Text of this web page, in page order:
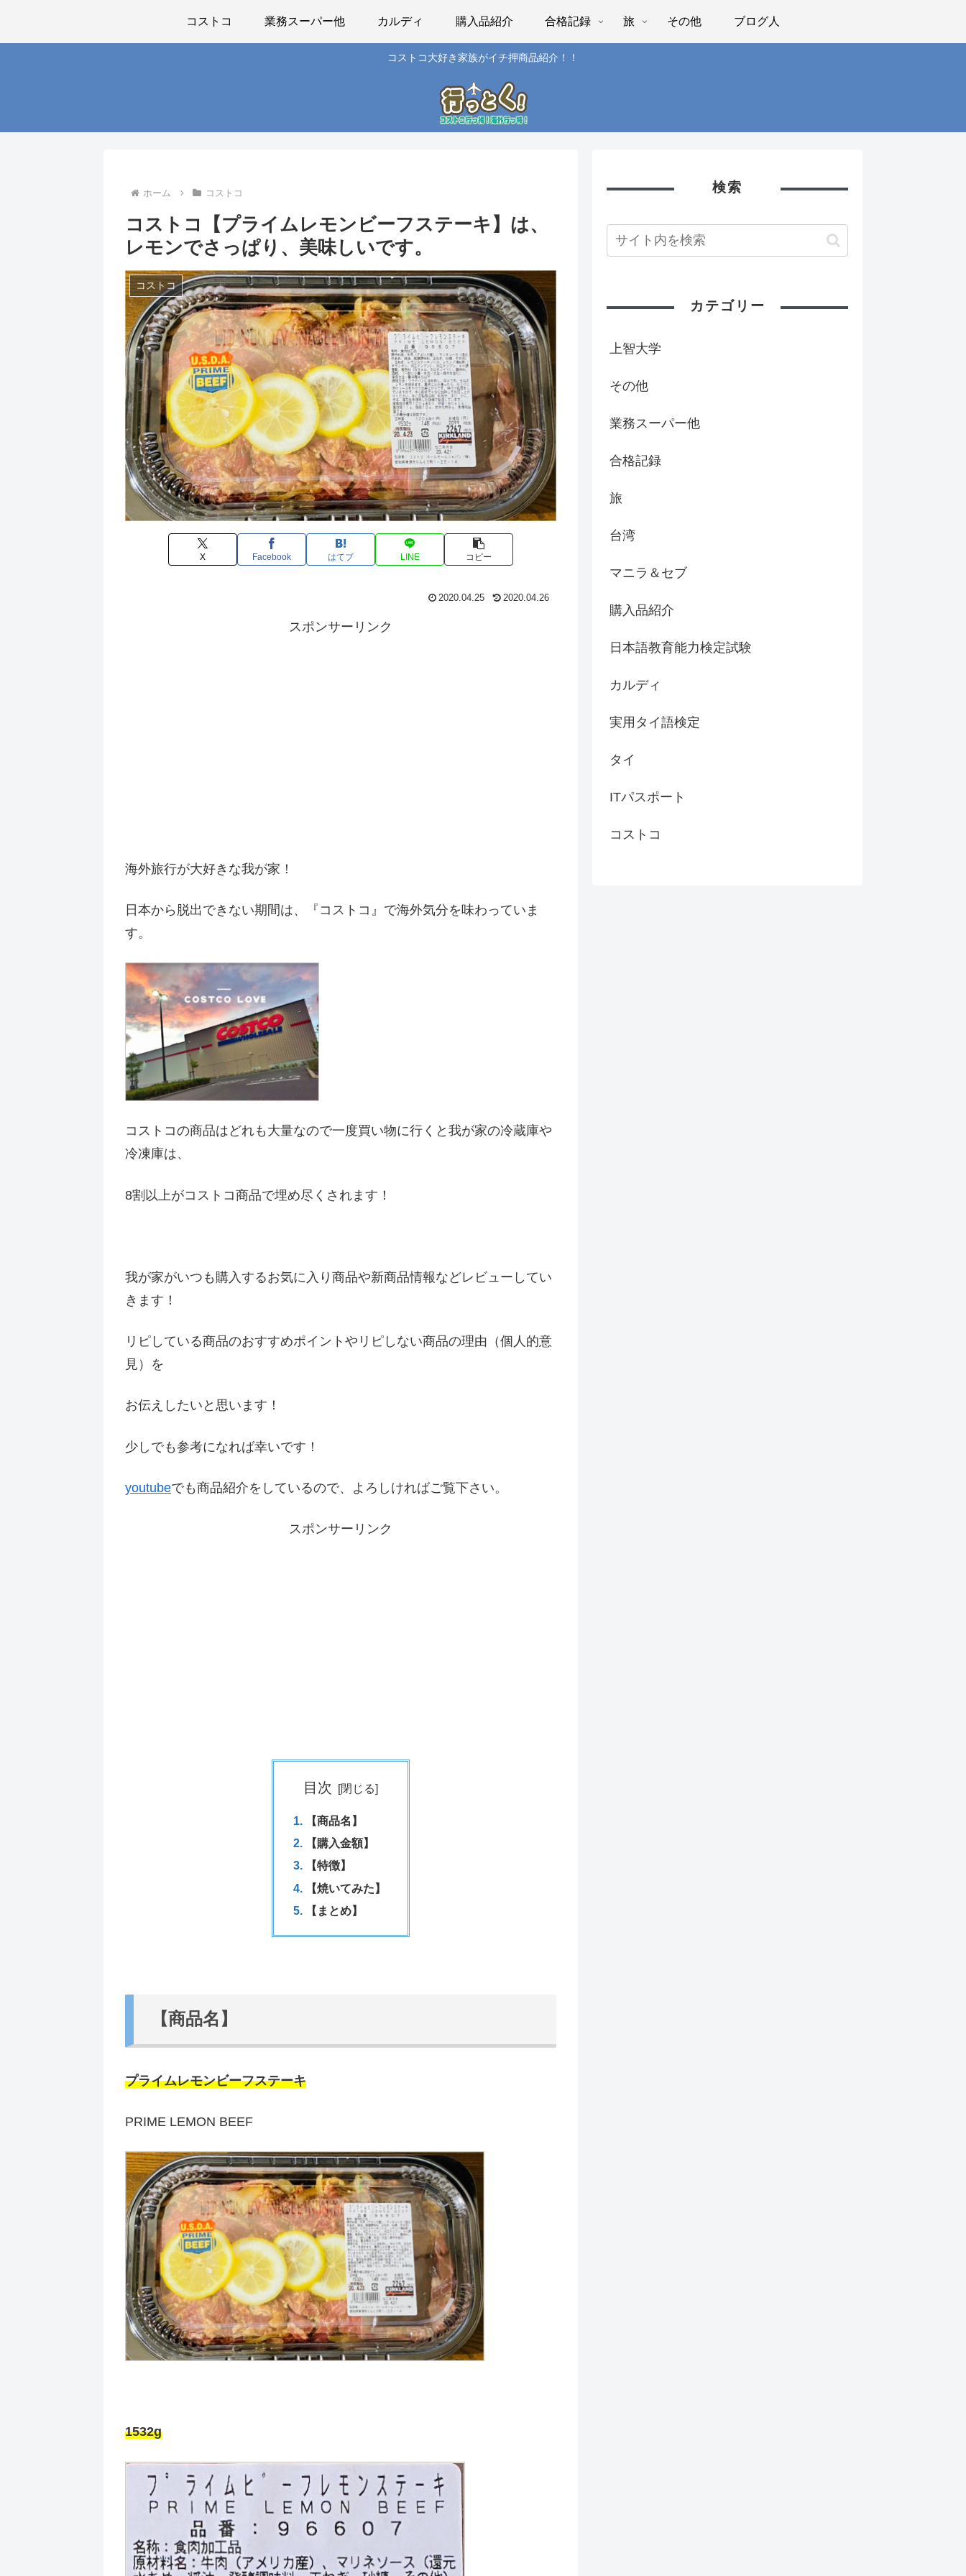
コストコ大好き家族がイチ押商品紹介！！
コストコ 業務スーパー他 カルディ 購入品紹介 合格記録 旅 その他 ブログ人
ホーム コストコ
コストコ【プライムレモンビーフステーキ】は、
レモンでさっぱり、美味しいです。
コストコ
X Facebook はてブ LINE コピー
2020.04.25 2020.04.26
スポンサーリンク
海外旅行が大好きな我が家！
日本から脱出できない期間は、『コストコ』 で海外気分を味わっていま
す。
コストコの商品はどれも大量なので一度買い物に行くと我が家の冷蔵庫や
冷凍庫は、
8割以上がコストコ商品で埋め尽くされます！
我が家がいつも購入するお気に入り商品や新商品情報などレビューしてい
きます！
リピしている商品のおすすめポイントやリピしない商品の理由（個人的意
見）を
お伝えしたいと思います！
少しでも参考になれば幸いです！
youtubeでも商品紹介をしているので、よろしければご覧下さい。
スポンサーリンク
目次
【商品名】
【購入金額】
【特徴】
【焼いてみた】
【まとめ】
【商品名】
プライムレモンビーフステーキ
PRIME LEMON BEEF
1532g
検索
カテゴリー
上智大学
その他
業務スーパー他
合格記録
旅
台湾
マニラ＆セブ
購入品紹介
日本語教育能力検定試験
カルディ
実用タイ語検定
タイ
ITパスポート
コストコ